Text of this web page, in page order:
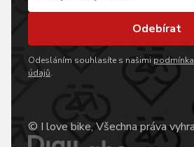
Odebírat
Odesláním souhlasíte s našimi
údajů.
© I love bike, Všechna práva